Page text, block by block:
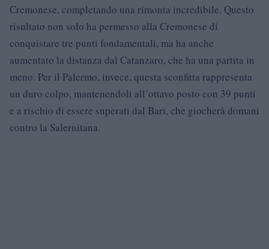
Cremonese, completando una rimonta incredibile. Questo
risultato non solo ha permesso alla Cremonese di
conquistare tre punti fondamentali, ma ha anche
aumentato la distanza dal Catanzaro, che ha una partita in
meno. Per il Palermo, invece, questa sconfitta rappresenta
un duro colpo, mantenendoli all’ottavo posto con 39 punti
e a rischio di essere superati dal Bari, che giocherà domani
contro la Salernitana.